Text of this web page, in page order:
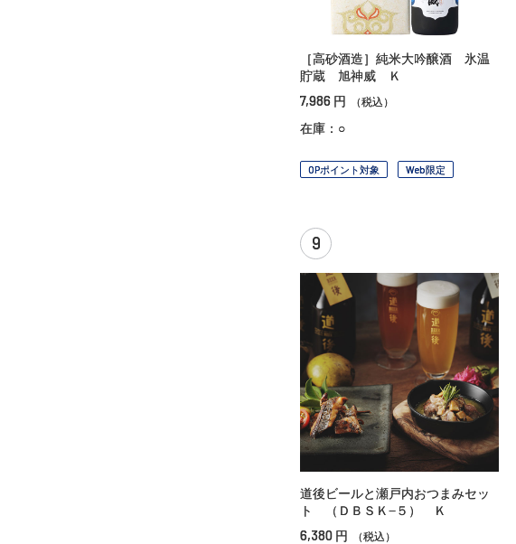
［高砂酒造］純米大吟醸酒 氷温
貯蔵 旭神威 Ｋ
7,986 円 （税込）
在庫：○
OPポイント対象 Web限定
9
道後ビールと瀬戸内おつまみセッ
ト （ＤＢＳＫ−５） Ｋ
6,380 円 （税込）